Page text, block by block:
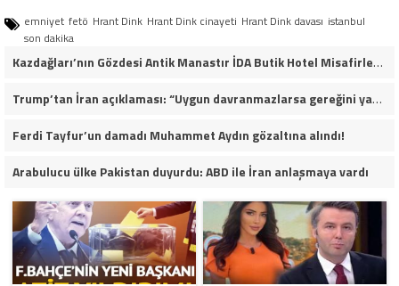
emniyet fetö Hrant Dink Hrant Dink cinayeti Hrant Dink davası istanbul
son dakika
Kazdağları’nın Gözdesi Antik Manastır İDA Butik Hotel Misafirlerinden Tam Not Alıyor
Trump’tan İran açıklaması: “Uygun davranmazlarsa gereğini yaparım”
Ferdi Tayfur’un damadı Muhammet Aydın gözaltına alındı!
Arabulucu ülke Pakistan duyurdu: ABD ile İran anlaşmaya vardı